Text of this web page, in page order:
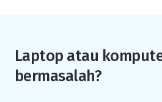
Laptop atau
bermasalah?